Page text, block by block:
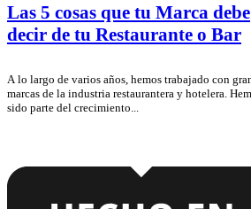
Las 5 cosas que tu Marca debe
decir de tu Restaurante o Bar
A lo largo de varios años, hemos trabajado con
marcas de la industria restaurantera y hotelera.
sido parte del crecimiento...